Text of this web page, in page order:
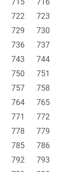
722
723
729
730
736
737
743
744
750
751
757
758
764
765
771
772
778
779
785
786
792
793